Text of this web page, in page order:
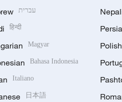
עברית
हिन्दी
Magyar
Bahasa Indonesia
Italiano
日本語
Polish